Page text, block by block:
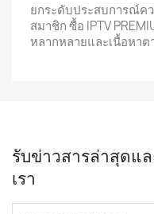
ยกระดับประสบการณ์ค
สมาชิก ซื้อ IPTV
หลากหลายและเนื้อหาต
รับข่าวสารล่าสุดแ
เรา